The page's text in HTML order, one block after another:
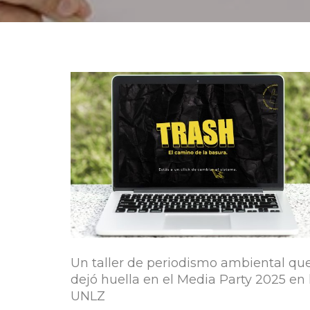
Un taller de periodismo ambiental
dejó huella en el Media Party 2025 en
UNLZ